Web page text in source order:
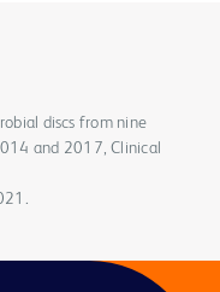
discs from nine
and 2017, Clinical